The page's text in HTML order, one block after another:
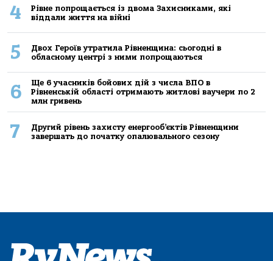
4
Рівне попрощається із двома Захисниками, які
віддали життя на війні
5
Двох Героїв утратила Рівненщина: сьогодні в
обласному центрі з ними попрощаються
6
Ще 6 учасників бойових дій з числа ВПО в
Рівненській області отримають житлові ваучери по 2
млн гривень
7
Другий рівень захисту енергооб’єктів Рівненщини
завершать до початку опалювального сезону